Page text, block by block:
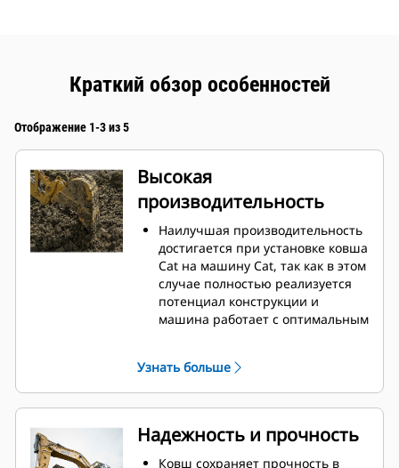
Краткий обзор особенностей
Отображение 1-3 из 5
Высокая
производительность
Наилучшая производительность
достигается при установке ковша
Cat на машину Cat, так как в этом
случае полностью реализуется
потенциал конструкции и
машина работает с оптимальным
Профиль кожуха с двойным
радиусом позволяет улучшить
попадание материала в ковш.
упора гарантирует, что нижняя
часть ковша не цепляется за
Узнать больше
Надежность и прочность
Ковш сохраняет прочность в